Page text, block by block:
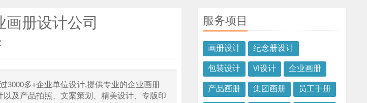
册设计公司
3000多+企业单位设计,提供专业的企业画册
及产品拍照、文案策划、精美设计、专版印
服务项目
画册设计 纪念册设计
包装设计 VI设计 企业画册
产品画册 集团画册 员工手册